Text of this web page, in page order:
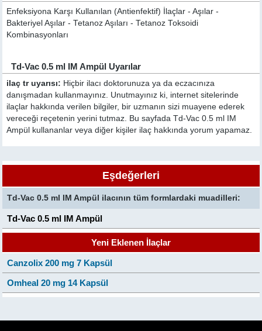
Enfeksiyona Karşı Kullanılan (Antienfektif) İlaçlar - Aşılar -
Bakteriyel Aşılar - Tetanoz Aşıları - Tetanoz Toksoidi
Kombinasyonları
Td-Vac 0.5 ml IM Ampül Uyarılar
ilaç tr uyarısı: Hiçbir ilacı doktorunuza ya da eczacınıza
danışmadan kullanmayınız. Unutmayınız ki, internet sitelerinde
ilaçlar hakkında verilen bilgiler, bir uzmanın sizi muayene ederek
vereceği reçetenin yerini tutmaz. Bu sayfada Td-Vac 0.5 ml IM
Ampül kullananlar veya diğer kişiler ilaç hakkında yorum yapamaz.
Eşdeğerleri
Td-Vac 0.5 ml IM Ampül ilacının tüm formlardaki muadilleri:
Td-Vac 0.5 ml IM Ampül
Yeni Eklenen İlaçlar
Canzolix 200 mg 7 Kapsül
Omheal 20 mg 14 Kapsül